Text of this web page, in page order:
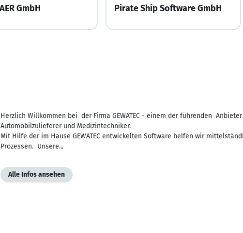
GmbH Pirate Ship Software GmbH
Herzlich Willkommen bei der Firma GEWATEC - einem der führenden
Automobilzulieferer und Medizintechniker.
Mit Hilfe der im Hause GEWATEC entwickelten Software helfen wir
Prozessen. Unsere...
Alle Infos ansehen